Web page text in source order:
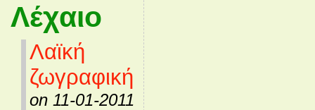
Λέχαιο
Λαϊκή
ζωγραφική
on 11-01-2011